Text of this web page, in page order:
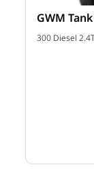
GWM
300 Diesel